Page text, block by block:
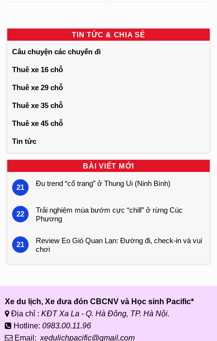
TIN TỨC & CHIA SẺ
Câu chuyện các chuyến đi
Thuê xe 16 chỗ
Thuê xe 29 chỗ
Thuê xe 35 chỗ
Thuê xe 45 chỗ
Tin tức
BÀI VIẾT MỚI
21 Đu trend “cổ trang” ở Thung Ui (Ninh Bình)
22
Trải nghiệm mùa bướm cực “chill” ở rừng Cúc
Phương
21
Review Eo Gió Quan Lạn: Đường đi, check-in và vui
chơi
Xe du lịch, Xe đưa đón CBCNV và Học sinh Pacific*
Địa chỉ : KĐT Xa La - Q. Hà Đông, TP. Hà Nội.
Hotline: 0983.00.11.96
Email: xedulichpacific@gmail.com